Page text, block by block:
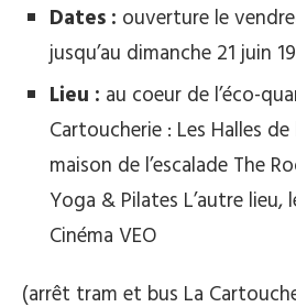
Dates : ouverture le
jusqu’au dimanche 21 juin
Lieu : au coeur de l’éco-
Cartoucherie : Les Halles
maison de l’escalade The
Yoga & Pilates L’autre lieu,
Cinéma VEO
(arrêt tram et bus La